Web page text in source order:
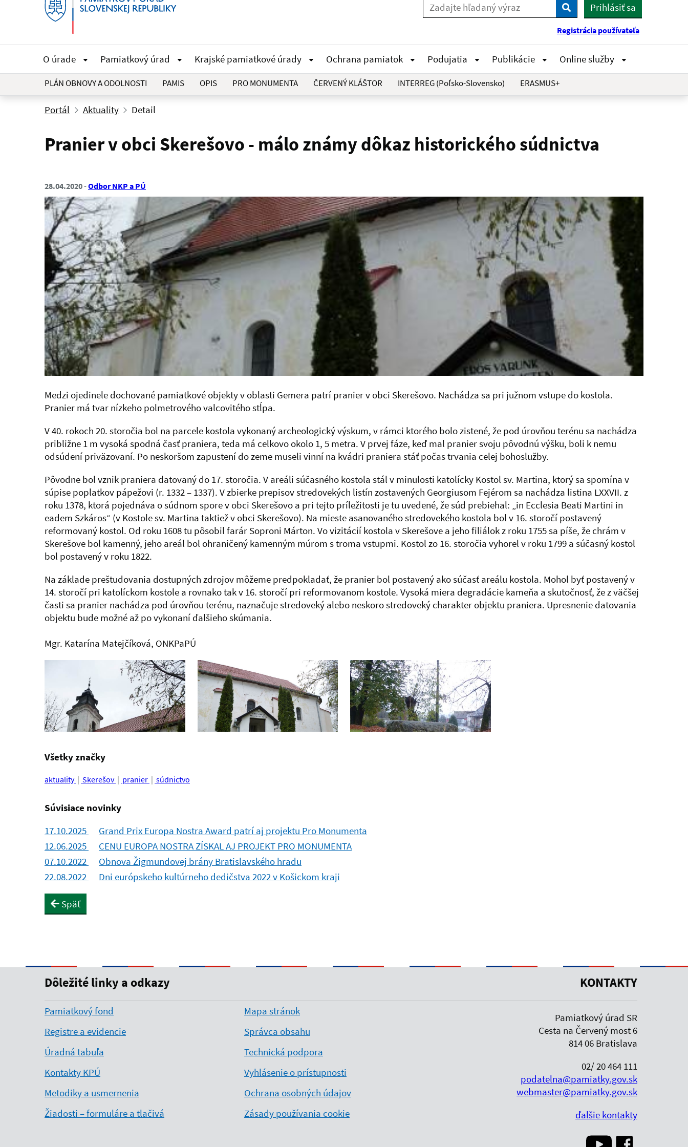
VyhľadajPrihlásiť sa
Registrácia používateľa
O úrade Pamiatkový úrad Krajské pamiatkové úrady Ochrana pamiatok Podujatia Publikácie Online služby
PLÁN OBNOVY A ODOLNOSTI PAMIS OPIS PRO MONUMENTA ČERVENÝ KLÁŠTOR INTERREG (Poľsko-Slovensko) ERASMUS+
Portál Aktuality Detail
Pranier v obci Skerešovo - málo známy dôkaz historického súdnictva
28.04.2020 Odbor NKP a PÚ
Medzi ojedinele dochované pamiatkové objekty v oblasti Gemera patrí pranier v obci Skerešovo. Nachádza sa pri južnom vstupe do kostola.
Pranier má tvar nízkeho polmetrového valcovitého stĺpa.
V 40. rokoch 20. storočia bol na parcele kostola vykonaný archeologický výskum, v rámci ktorého bolo zistené, že pod úrovňou terénu sa nachádza
približne 1 m vysoká spodná časť praniera, teda má celkovo okolo 1, 5 metra. V prvej fáze, keď mal pranier svoju pôvodnú výšku, boli k nemu
odsúdení priväzovaní. Po neskoršom zapustení do zeme museli vinní na kvádri praniera stáť počas trvania celej bohoslužby.
Pôvodne bol vznik praniera datovaný do 17. storočia. V areáli súčasného kostola stál v minulosti katolícky Kostol sv. Martina, ktorý sa spomína v
súpise poplatkov pápežovi (r. 1332 – 1337). V zbierke prepisov stredovekých listín zostavených Georgiusom Fejérom sa nachádza listina LXXVII. z
roku 1378, ktorá pojednáva o súdnom spore v obci Skerešovo a pri tejto príležitosti je tu uvedené, že súd prebiehal: „in Ecclesia Beati Martini in
eadem Szkáros“ (v Kostole sv. Martina taktiež v obci Skerešovo). Na mieste asanovaného stredovekého kostola bol v 16. storočí postavený
reformovaný kostol. Od roku 1608 tu pôsobil farár Soproni Márton. Vo vizitácií kostola v Skerešove a jeho filiálok z roku 1755 sa píše, že chrám v
Skerešove bol kamenný, jeho areál bol ohraničený kamenným múrom s troma vstupmi. Kostol zo 16. storočia vyhorel v roku 1799 a súčasný kostol
bol postavený v roku 1822.
Na základe preštudovania dostupných zdrojov môžeme predpokladať, že pranier bol postavený ako súčasť areálu kostola. Mohol byť postavený v
14. storočí pri katolíckom kostole a rovnako tak v 16. storočí pri reformovanom kostole. Vysoká miera degradácie kameňa a skutočnosť, že z väčšej
časti sa pranier nachádza pod úrovňou terénu, naznačuje stredoveký alebo neskoro stredoveký charakter objektu praniera. Upresnenie datovania
objektu bude možné až po vykonaní ďalšieho skúmania.
Mgr. Katarína Matejčíková, ONKPaPÚ
Všetky značky
aktuality Skerešov pranier súdnictvo
Súvisiace novinky
17.10.2025
Grand Prix Europa Nostra Award patrí aj projektu Pro Monumenta
12.06.2025
CENU EUROPA NOSTRA ZÍSKAL AJ PROJEKT PRO MONUMENTA
07.10.2022
Obnova Žigmundovej brány Bratislavského hradu
22.08.2022
Dni európskeho kultúrneho dedičstva 2022 v Košickom kraji
Späť
Dôležité linky a odkazy
Pamiatkový fond
Registre a evidencie
Úradná tabuľa
Kontakty KPÚ
Metodiky a usmernenia
Žiadosti – formuláre a tlačivá
Mapa stránok
Správca obsahu
Technická podpora
Vyhlásenie o prístupnosti
Ochrana osobných údajov
Zásady používania cookie
KONTAKTY
Pamiatkový úrad SR
Cesta na Červený most 6
814 06 Bratislava
02/ 20 464 111
podatelna@pamiatky.gov.sk
webmaster@pamiatky.gov.sk
ďalšie kontakty